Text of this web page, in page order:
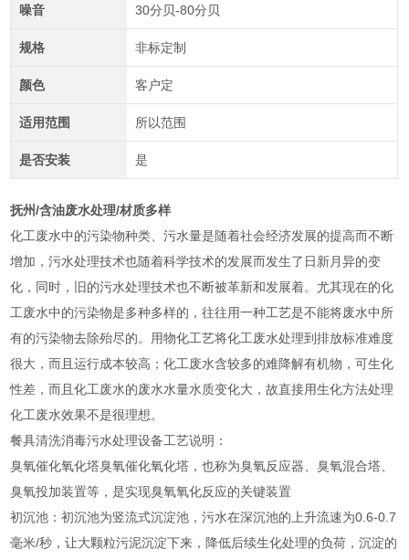
噪音 30分贝-80分贝
规格 非标定制
颜色 客户定
适用范围 所以范围
是否安装 是
抚州/含油废水处理/材质多样
化工废水中的污染物种类、污水量是随着社会经济发展的提高而不断
增加，污水处理技术也随着科学技术的发展而发生了日新月异的变
化，同时，旧的污水处理技术也不断被革新和发展着。尤其现在的化
工废水中的污染物是多种多样的，往往用一种工艺是不能将废水中所
有的污染物去除殆尽的。用物化工艺将化工废水处理到排放标准难度
很大，而且运行成本较高；化工废水含较多的难降解有机物，可生化
性差，而且化工废水的废水水量水质变化大，故直接用生化方法处理
化工废水效果不是很理想。
餐具清洗消毒污水处理设备工艺说明：
臭氧催化氧化塔臭氧催化氧化塔，也称为臭氧反应器、臭氧混合塔、
臭氧投加装置等，是实现臭氧氧化反应的关键装置
初沉池：初沉池为竖流式沉淀池，污水在深沉池的上升流速为0.6-0.7
毫米/秒，让大颗粒污泥沉淀下来，降低后续生化处理的负荷，沉淀的